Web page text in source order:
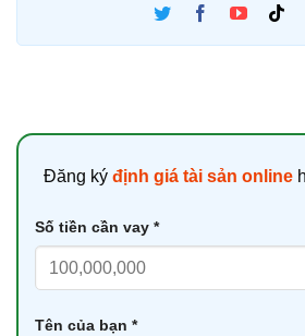
Đăng ký định giá tài sản online
Số tiền cần vay *
Tên của bạn *